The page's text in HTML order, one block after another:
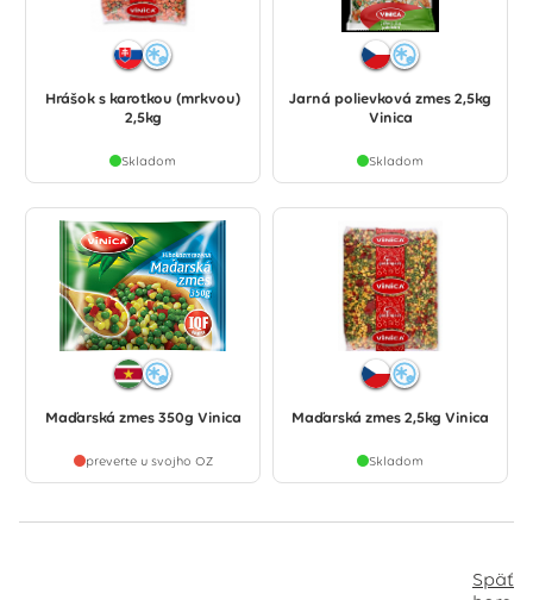
Hrášok s karotkou (mrkvou)
2,5kg
Skladom
Jarná polievková zmes 2,5kg
Vinica
Skladom
Maďarská zmes 350g Vinica
preverte u svojho OZ
Maďarská zmes 2,5kg Vinica
Skladom
Späť